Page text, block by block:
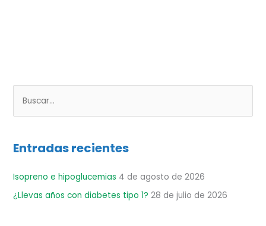
u
c
r
p
Entradas recientes
Isopreno e hipoglucemias 4 de agosto de 2026
¿Llevas años con diabetes tipo 1? 28 de julio de 2026